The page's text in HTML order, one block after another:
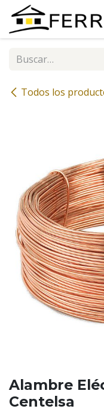
Ir al contenido
Todos los
Alambre
Centelsa